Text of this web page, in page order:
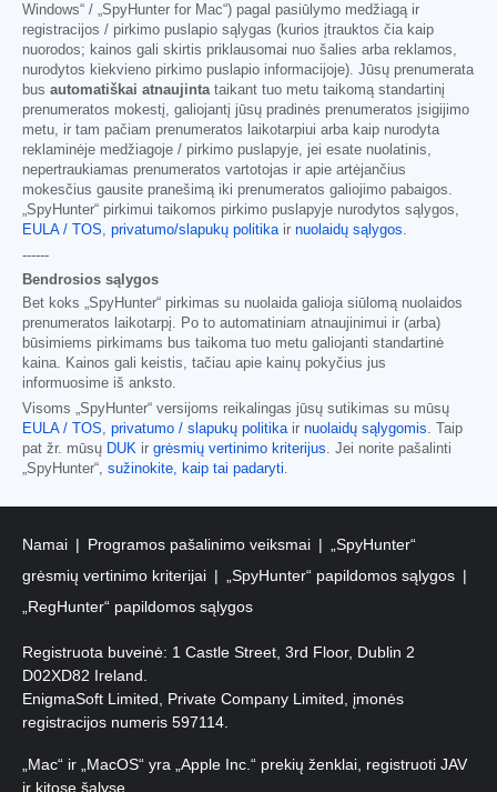
Windows“ / „SpyHunter for Mac“) pagal pasiūlymo medžiagą ir
registracijos / pirkimo puslapio sąlygas (kurios įtrauktos čia kaip
nuorodos; kainos gali skirtis priklausomai nuo šalies arba reklamos,
nurodytos kiekvieno pirkimo puslapio informacijoje). Jūsų prenumerata
bus automatiškai atnaujintataikant tuo metu taikomą standartinį
prenumeratos mokestį, galiojantį jūsų pradinės prenumeratos įsigijimo
metu, ir tam pačiam prenumeratos laikotarpiui arba kaip nurodyta
reklaminėje medžiagoje / pirkimo puslapyje, jei esate nuolatinis,
nepertraukiamas prenumeratos vartotojas ir apie artėjančius
mokesčius gausite pranešimą iki prenumeratos galiojimo pabaigos.
„SpyHunter“ pirkimui taikomos pirkimo puslapyje nurodytos sąlygos,
EULA / TOS, privatumo/slapukų politikair nuolaidų sąlygos.
------
Bendrosios sąlygos
Bet koks „SpyHunter“ pirkimas su nuolaida galioja siūlomą nuolaidos
prenumeratos laikotarpį. Po to automatiniam atnaujinimui ir (arba)
būsimiems pirkimams bus taikoma tuo metu galiojanti standartinė
kaina. Kainos gali keistis, tačiau apie kainų pokyčius jus
informuosime iš anksto.
Visoms „SpyHunter“ versijoms reikalingas jūsų sutikimas su mūsų
EULA / TOS, privatumo / slapukų politikair nuolaidų sąlygomis. Taip
pat žr. mūsų DUK ir grėsmių vertinimo kriterijus. Jei norite pašalinti
„SpyHunter“, sužinokite, kaip tai padaryti.
Namai Programos pašalinimo veiksmai
„SpyHunter“
grėsmių vertinimo kriterijai
„SpyHunter“ papildomos sąlygos
„RegHunter“ papildomos sąlygos
Registruota buveinė: 1 Castle Street, 3rd Floor, Dublin 2
D02XD82 Ireland.
EnigmaSoft Limited, Private Company Limited, įmonės
registracijos numeris 597114.
„Mac“ ir „MacOS“ yra „Apple Inc.“ prekių ženklai, registruoti JAV
ir kitose šalyse.